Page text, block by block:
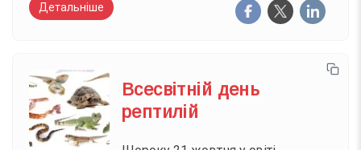
Детальніше
Всесвітній день
рептилій